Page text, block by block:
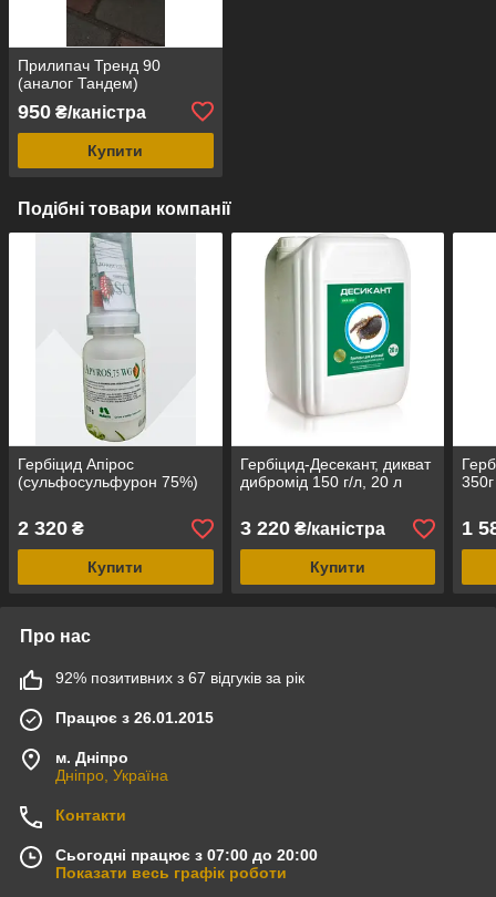
Прилипач Тренд 90
(аналог Тандем)
950 ₴/каністра
Купити
Подібні товари компанії
Гербіцид Апірос
(сульфосульфурон 75%)
2 320 ₴
Купити
Гербіцид-Десекант, дикват
дибромід 150 г/л, 20 л
3 220₴/каністра
Купити
350г
1
Про нас
92% позитивних з 67 відгуків за рік
Працює з 26.01.2015
м. Дніпро
Дніпро, Україна
Контакти
Сьогодні працює з 07:00 до 20:00
Показати весь графік роботи